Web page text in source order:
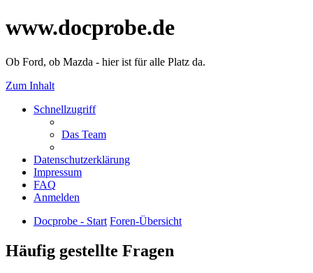
www.docprobe.de
Ob Ford, ob Mazda - hier ist für alle Platz da.
Zum Inhalt
Schnellzugriff
Das Team
Datenschutzerklärung
Impressum
FAQ
Anmelden
Docprobe - Start Foren-Übersicht
Häufig gestellte Fragen